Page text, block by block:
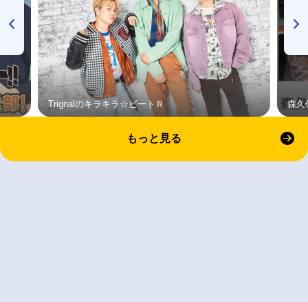
Trignalのキラキラ☆ビートＲ 森久
もっと見る